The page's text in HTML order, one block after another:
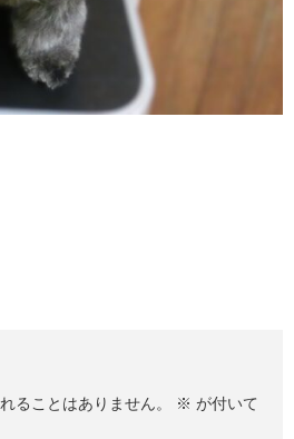
ることはありません。 ※ が付いて